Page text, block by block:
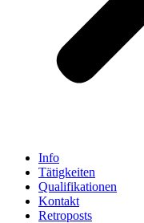
Info
Tätigkeiten
Qualifikationen
Kontakt
Retroposts